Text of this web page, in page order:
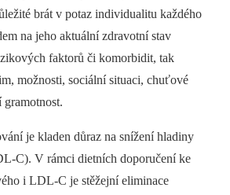
brát v potaz individualitu každého
na jeho aktuální zdravotní stav
faktorů či komorbidit, tak
možnosti, sociální situaci, chuťové
je kladen důraz na snížení hladiny
C). V rámci dietních doporučení ke
i LDL-C je stěžejní eliminace